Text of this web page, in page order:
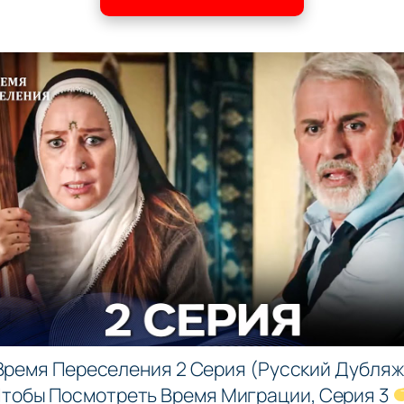
Переселения 2 Серия (Русский
Посмотреть Время Миграции, Серия 3